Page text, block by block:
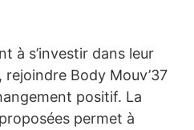
à s’investir dans leur
Body Mouv’37
positif. La
permet à